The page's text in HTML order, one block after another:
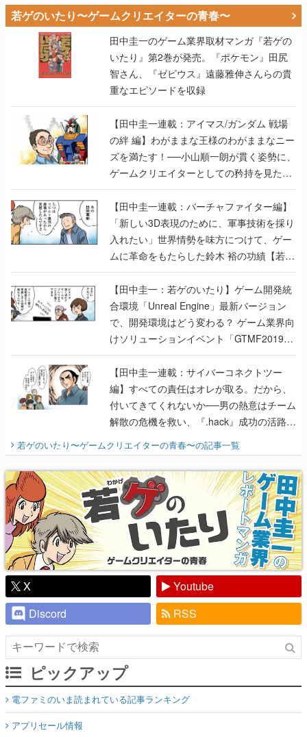
若ゲのいたり〜ゲームクリエイターの青春〜
田中圭一のゲーム業界取材マンガ『若ゲの
いたり』第2巻が発売。『ポケモン』田尻
智さん、『ゼビウス』遠藤雅伸さんらの貴
重なエピソードを収録
【田中圭一連載：アイマス/ガンダム 戦場
の絆 編】わがままな王様のわがままなニー
ズを満たす！──小山順一朗が貫く姿勢に、
ゲームクリエイターとしての矜持を見た
【若ゲのいたり最終回】
【田中圭一連載：バーチャファイター編】
「新しい3D表現のために、軍事技術を採り
入れたい」世界情勢を味方につけて、ゲー
ムに革命をもたらした鈴木 裕の功績【若ゲ
のいたり】
【田中圭一：若ゲのいたり】ゲーム開発統
合環境「Unreal Engine」最新バージョン
で、開発環境はどう変わる？ ゲーム業界向
けソリューションイベント「GTMF2019」
に行って、より理解を深めよう【PR】
【田中圭一連載：サイバーコネクトツー
編】すべての責任はオレが取る。だから、
付いてきてくれないか──男の熱意はチーム
解散の危機を救い、『.hack』成功の活路を
『少年ジャンプ』色だった【若ゲのいた
り】
若ゲのいたり〜ゲームクリエイターの青春〜の記事一覧
X
Youtube
Discord
RSS
ピックアップ
電ファミのいま読まれている記事ランキング
アプリセール情報